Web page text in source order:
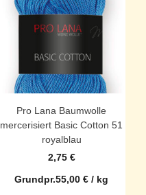
Pro Lana Baumwolle
mercerisiert Basic Cotton 51
royalblau
2,75 €
Grundpr.55,00€ / kg